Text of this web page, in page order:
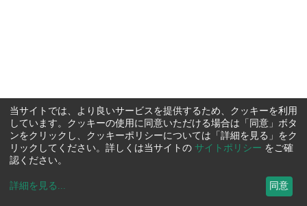
当サイトでは、より良いサービスを提供するため、クッキーを利用
しています。クッキーの使用に同意いただける場合は「同意」ボタ
ンをクリックし、クッキーポリシーについては「詳細を見る」をク
リックしてください。詳しくは当サイトの サイトポリシー をご確
認ください。
詳細を見る ... 同意